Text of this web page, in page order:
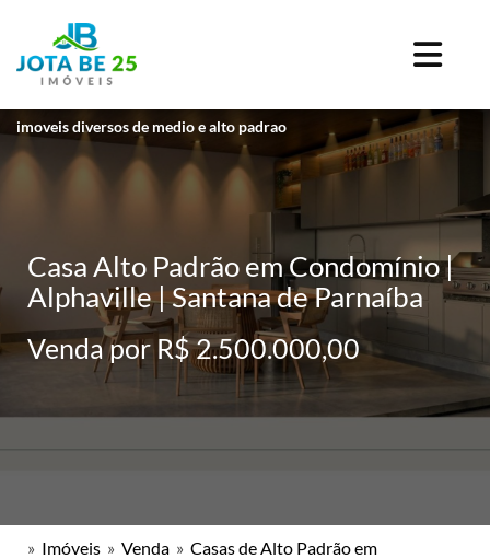
imoveis diversos de medio e alto padrao
Casa Alto Padrão em Condomínio |
Alphaville | Santana de Parnaíba
Venda por R$ 2.500.000,00
» Imóveis » Venda » Casas de Alto Padrão em